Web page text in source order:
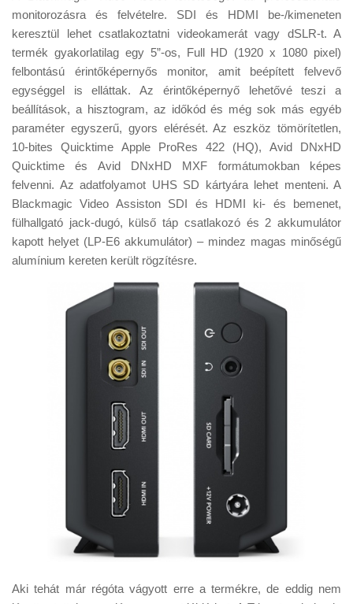
monitorozásra és felvételre. SDI és HDMI be-/kimeneten
keresztül lehet csatlakoztatni videokamerát vagy dSLR-t. A
termék gyakorlatilag egy 5”-os, Full HD (1920 x 1080 pixel)
felbontású érintőképernyős monitor, amit beépített felvevő
egységgel is elláttak. Az érintőképernyő lehetővé teszi a
beállítások, a hisztogram, az időkód és még sok más egyéb
paraméter egyszerű, gyors elérését. Az eszköz tömörítetlen,
10-bites Quicktime Apple ProRes 422 (HQ), Avid DNxHD
Quicktime és Avid DNxHD MXF formátumokban képes
felvenni. Az adatfolyamot UHS SD kártyára lehet menteni. A
Blackmagic Video Assiston SDI és HDMI ki- és bemenet,
fülhallgató jack-dugó, külső táp csatlakozó és 2 akkumulátor
kapott helyet (LP-E6 akkumulátor) – mindez magas minőségű
alumínium kereten került rögzítésre.
Aki tehát már régóta vágyott erre a termékre, de eddig nem